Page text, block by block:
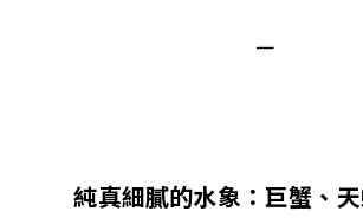
－
純真細膩的水象：巨蟹 、